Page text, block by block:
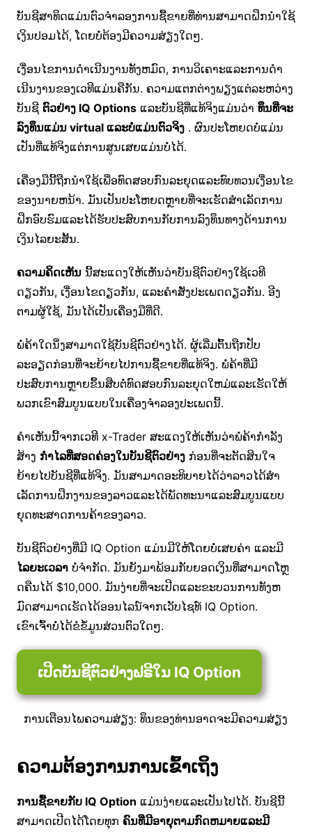
ບັນຊີສາທິດແມ່ນຕົວຈຳລອງການຊື້ຂາຍທີ່ທ່ານສາມາດຝຶກນຳໃຊ້
ເງິນປອມໄດ້, ໂດຍບໍ່ຕ້ອງມີຄວາມສ່ຽງໃດໆ.
ເງື່ອນໄຂການດໍາເນີນງານທັງຫມົດ, ການວິເຄາະແລະການດໍາ
ເນີນງານຂອງເວທີແມ່ນຄືກັນ. ຄວາມແຕກຕ່າງພຽງແຕ່ລະຫວ່າງ
ບັນຊີ ຕົວຢ່າງ IQ Optionsແລະບັນຊີທີ່ແທ້ຈິງແມ່ນວ່າ ທຶນທີ່ຈະ
ລົງທຶນແມ່ນ virtual ແລະບໍ່ແມ່ນຕົວຈິງ. ຜົນ​ປະ​ໂຫຍດ​ບໍ່​ແມ່ນ​
ເປັນ​ທີ່​ແທ້​ຈິງ​ແຕ່​ການ​ສູນ​ເສຍ​ແມ່ນ​ບໍ່​ໄດ້​.
ເຄື່ອງມືນີ້ຖືກນໍາໃຊ້ເພື່ອທົດສອບກົນລະຍຸດແລະທົບທວນເງື່ອນໄຂ
ຂອງນາຍຫນ້າ. ມັນເປັນປະໂຫຍດຫຼາຍທີ່ຈະເຮັດສໍາເລັດການ
ຝຶກອົບຮົມແລະໄດ້ຮັບປະສົບການກັບການລົງທຶນທາງດ້ານການ
ເງິນໄລຍະສັ້ນ.
ຄວາມຄິດເຫັນນີ້ສະແດງໃຫ້ເຫັນວ່າບັນຊີຕົວຢ່າງໃຊ້ເວທີ
ດຽວກັນ, ເງື່ອນໄຂດຽວກັນ, ແລະຄໍາສັ່ງປະເພດດຽວກັນ. ອີງ
ຕາມຜູ້ໃຊ້, ມັນໄດ້ເປັນເຄື່ອງມືທີ່ດີ.
ພໍ່ຄ້າໃດນຶ່ງສາມາດໃຊ້ບັນຊີຕົວຢ່າງໄດ້. ຜູ້ເລີ່ມຕົ້ນຖືກປັບ
ລະອຽດກ່ອນທີ່ຈະຍ້າຍໄປການຊື້ຂາຍທີ່ແທ້ຈິງ. ພໍ່ຄ້າທີ່ມີ
ປະສົບການຫຼາຍຂຶ້ນສືບຕໍ່ທົດສອບກົນລະຍຸດໃຫມ່ແລະເຮັດໃຫ້
ພວກເຂົາສົມບູນແບບໃນເຄື່ອງຈໍາລອງປະເພດນີ້.
ຄໍາເຫັນນີ້ຈາກເວທີ x-Trader ສະແດງໃຫ້ເຫັນວ່າພໍ່ຄ້າກໍາລັງ
ສ້າງ ກໍາໄລທີ່ສອດຄ່ອງໃນບັນຊີຕົວຢ່າງກ່ອນທີ່ຈະຕັດສິນໃຈ
ຍ້າຍໄປບັນຊີທີ່ແທ້ຈິງ. ມັນສາມາດອະທິບາຍໄດ້ວ່າລາວໄດ້ສໍາ
ເລັດການຝຶກງານຂອງລາວແລະໄດ້ພັດທະນາແລະສົມບູນແບບ
ຍຸດທະສາດການຄ້າຂອງລາວ.
ບັນຊີຕົວຢ່າງທີ່ມີ IQ Option ແມ່ນມີໃຫ້ໂດຍບໍ່ເສຍຄ່າ ແລະມີ
ໄລຍະເວລາບໍ່ຈໍາກັດ. ມັນຍັງມາພ້ອມກັບຍອດເງິນທີ່ສາມາດໂຫຼ
ດຄືນໄດ້ $10,000. ມັນງ່າຍທີ່ຈະເປີດແລະຂະບວນການທັງຫ
ມົດສາມາດເຮັດໄດ້ອອນໄລນ໌ຈາກເວັບໄຊທ໌ IQ Option.
ເຂົາເຈົ້າບໍ່ໄດ້ຂໍຂໍ້ມູນສ່ວນຕົວໃດໆ.
ເປີດບັນຊີຕົວຢ່າງຟຣີໃນ IQ Option
ການເຕືອນໄພຄວາມສ່ຽງ: ທຶນຂອງທ່ານອາດຈະມີຄວາມສ່ຽງ
ຄວາມຕ້ອງການການເຂົ້າເຖິງ
ການຊື້ຂາຍກັບ IQ Option ແມ່ນງ່າຍແລະເປັນໄປໄດ້. ບັນຊີນີ້
ສາມາດເປີດໄດ້ໂດຍທຸກ ຄົນທີ່ມີອາຍຸຕາມກົດຫມາຍແລະມີ